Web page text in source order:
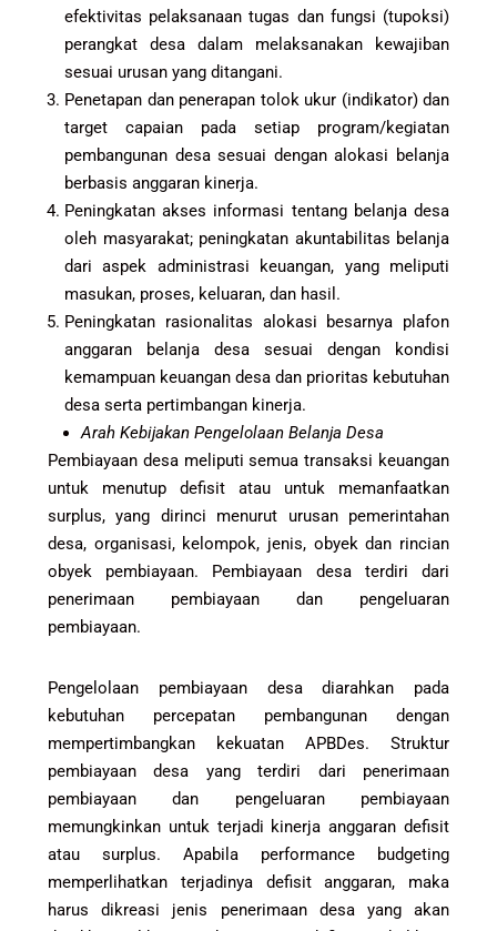
efektivitas pelaksanaan tugas dan fungsi (tupoksi)
perangkat desa dalam melaksanakan kewajiban
sesuai urusan yang ditangani.
Penetapan dan penerapan tolok ukur (indikator) dan
target capaian pada setiap program/kegiatan
pembangunan desa sesuai dengan alokasi belanja
berbasis anggaran kinerja.
Peningkatan akses informasi tentang belanja desa
oleh masyarakat; peningkatan akuntabilitas belanja
dari aspek administrasi keuangan, yang meliputi
masukan, proses, keluaran, dan hasil.
Peningkatan rasionalitas alokasi besarnya plafon
anggaran belanja desa sesuai dengan kondisi
kemampuan keuangan desa dan prioritas kebutuhan
desa serta pertimbangan kinerja.
Arah Kebijakan Pengelolaan Belanja Desa
Pembiayaan desa meliputi semua transaksi keuangan
untuk menutup defisit atau untuk memanfaatkan
surplus, yang dirinci menurut urusan pemerintahan
desa, organisasi, kelompok, jenis, obyek dan rincian
obyek pembiayaan. Pembiayaan desa terdiri dari
penerimaan pembiayaan dan pengeluaran
pembiayaan.
Pengelolaan pembiayaan desa diarahkan pada
kebutuhan percepatan pembangunan dengan
mempertimbangkan kekuatan APBDes. Struktur
pembiayaan desa yang terdiri dari penerimaan
pembiayaan dan pengeluaran pembiayaan
memungkinkan untuk terjadi kinerja anggaran defisit
atau surplus. Apabila performance budgeting
memperlihatkan terjadinya defisit anggaran, maka
harus dikreasi jenis penerimaan desa yang akan